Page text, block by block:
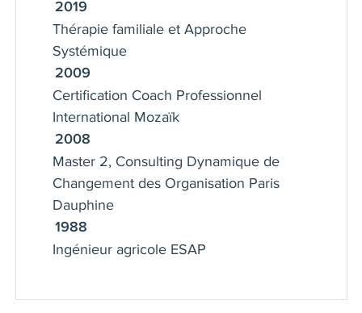
2019
Thérapie familiale et Approche
Systémique
2009
Certification Coach Professionnel
International Mozaïk
2008
Master 2, Consulting Dynamique de
Changement des Organisation Paris
Dauphine
1988
Ingénieur agricole ESAP